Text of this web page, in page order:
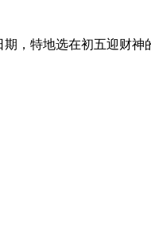
，特地选在初五迎财